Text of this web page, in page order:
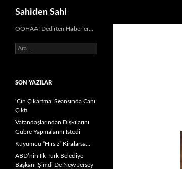
Sahiden Sahi
OOHAA! Dedirten Haberler…
Arama:
SON YAZILAR
‘Cin Çıkartma’ Seansında Canı
Çıktı
Vatandaşlarından Dışkılarını
Gübre Yapmalarını İstedi
Kuyumcu “Hırsız” Kiralarsa…
ABD’nin İlk Türk Belediye
Başkanı Şimdi De New Jersey